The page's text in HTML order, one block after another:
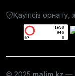
Қауіпсіз
© 2025 malim.kz —